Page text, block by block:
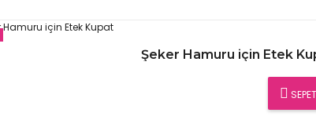
Şeker Hamuru için Etek